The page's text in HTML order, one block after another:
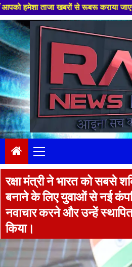
खबरों से रूबरू कराया जाएगा , खबर ओर
Skip
to
content
Menu
रक्षा मंत्री ने भारत को सबसे
बनाने के लिए युवाओं से नई
नवाचार करने और उन्हें
किया।